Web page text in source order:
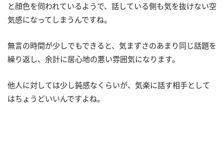
と顔色を伺われているようで、話している側も気を抜けない空
気感になってしまうんですね。
無言の時間が少しでもできると、気まずさのあまり同じ話題を
繰り返し、余計に居心地の悪い雰囲気になります。
他人に対しては少し鈍感なくらいが、気楽に話す相手として
はちょうどいいんですよね。